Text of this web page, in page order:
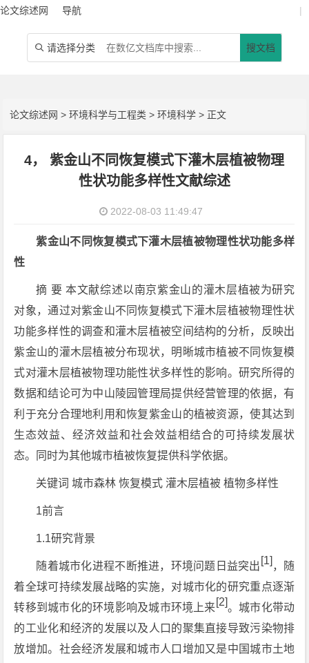
论文综述网 导航 |
 请选择分类 搜文档
论文综述网 >环境科学与工程类 >环境科学 > 正文
4， 紫金山不同恢复模式下灌木层植被物理
性状功能多样性文献综述
2022-08-03 11:49:47
紫金山不同恢复模式下灌木层植被物理性状功能多样
性
摘 要 本文献综述以南京紫金山的灌木层植被为研究
对象，通过对紫金山不同恢复模式下灌木层植被物理性状
功能多样性的调查和灌木层植被空间结构的分析，反映出
紫金山的灌木层植被分布现状，明晰城市植被不同恢复模
式对灌木层植被物理功能性状多样性的影响。研究所得的
数据和结论可为中山陵园管理局提供经营管理的依据，有
利于充分合理地利用和恢复紫金山的植被资源，使其达到
生态效益、经济效益和社会效益相结合的可持续发展状
态。同时为其他城市植被恢复提供科学依据。
关键词 城市森林 恢复模式 灌木层植被 植物多样性
1前言
1.1研究背景
随着城市化进程不断推进，环境问题日益突出 [1]，随
着全球可持续发展战略的实施，对城市化的研究重点逐渐
转移到城市化的环境影响及城市环境上来 [2]。城市化带动
的工业化和经济的发展以及人口的聚集直接导致污染物排
放增加。社会经济发展和城市人口增加又是中国城市土地